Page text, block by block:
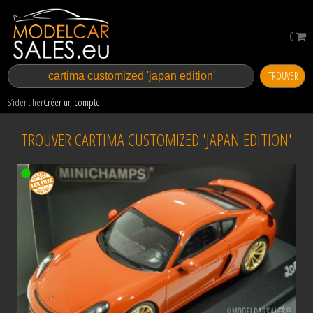
TROUVER
S’identifierCréer un compte
0
TROUVER CARTIMA CUSTOMIZED 'JAPAN EDITION'